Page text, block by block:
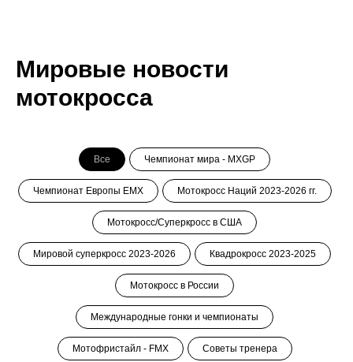
Мировые новости
мотокросса
Все Чемпионат мира - MXGP
Чемпионат Европы ЕМХ Мотокросс Наций 2023-2026 гг.
Мотокросс/Суперкросс в США
Мировой суперкросс 2023-2026 Квадрокросс 2023-2025
Мотокросс в России
Международные гонки и чемпионаты
Мотофристайл - FMX Советы тренера